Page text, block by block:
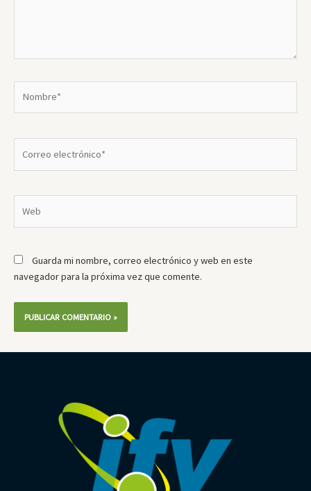
electrónico*
Guarda mi nombre, correo electrónico y web en este
navegador para la próxima vez que comente.